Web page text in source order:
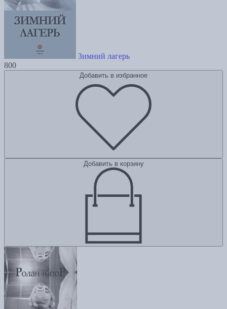
Зимний лагерь
800
Добавить в избранное
Добавить в корзину